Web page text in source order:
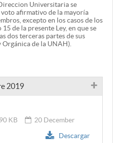
Universitaria se
afirmativo de la mayoría
excepto en los casos de los
de la presente Ley, en que se
dos terceras partes de sus
de la UNAH).
2019
KB
20 December
Descargar